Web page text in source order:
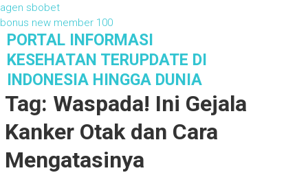
agen sbobet
bonus new member 100
PORTAL INFORMASI
KESEHATAN TERUPDATE DI
INDONESIA HINGGA DUNIA
Tag: Waspada! Ini Gejala
Kanker Otak dan Cara
Mengatasinya